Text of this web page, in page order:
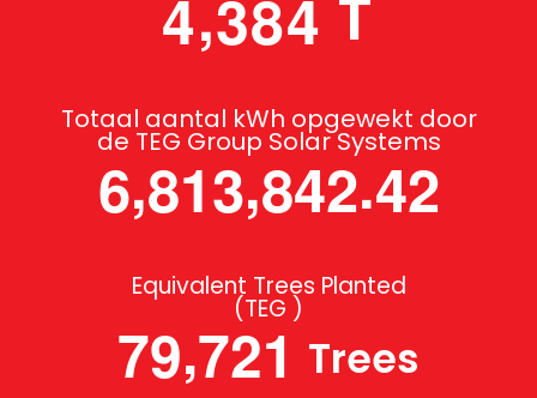
4 384 T
Totaal aantal kWh opgewekt door
de TEG Group Solar Systems
6,813,842.42
Equivalent Trees Planted
(TEG )
79,721 Trees